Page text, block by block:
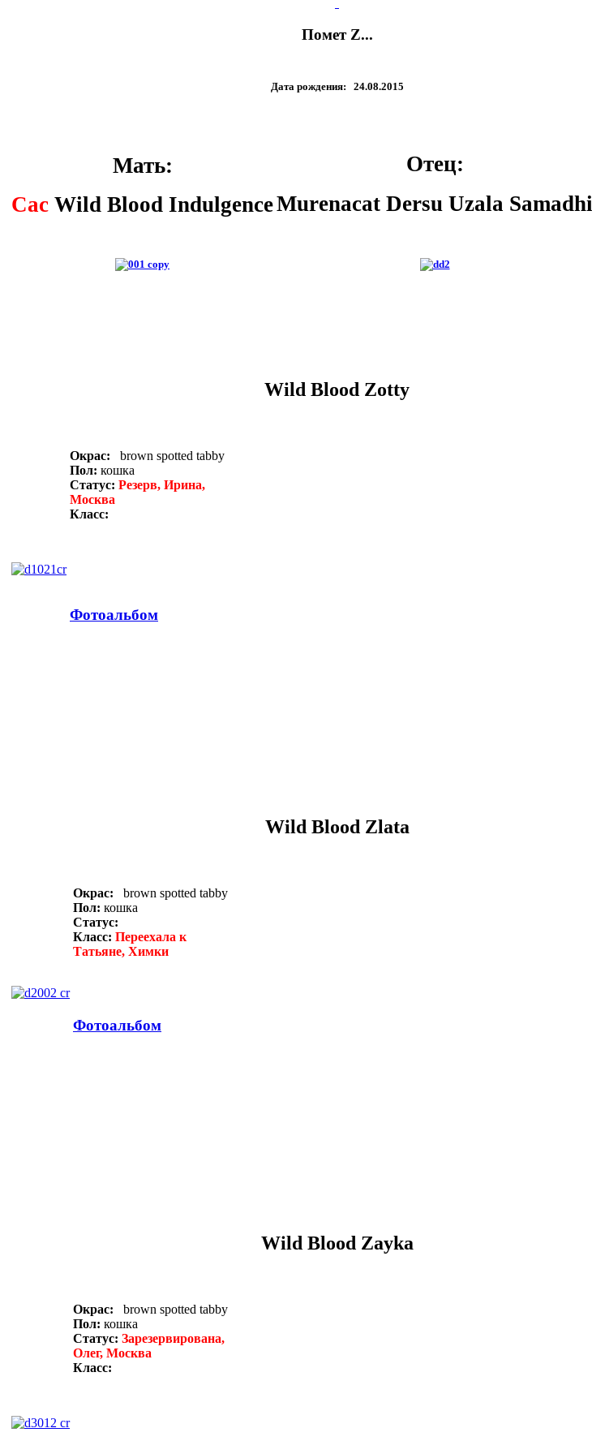
Помет Z...
Дата рождения: 24.08.2015
Мать:
Cac Wild Blood Indulgence
Отец:
Murenacat Dersu Uzala Samadhi
Wild Blood Zotty
Окрас: brown spotted tabby
Пол: кошка
Статус: Резерв, Ирина,
Москва
Класс:
Фотоальбом
Wild Blood Zlata
Окрас: brown spotted tabby
Пол: кошка
Статус:
Класс: Переехала к
Татьяне, Химки
Фотоальбом
Wild Blood Zayka
Окрас: brown spotted tabby
Пол: кошка
Статус: Зарезервирована,
Олег, Москва
Класс: